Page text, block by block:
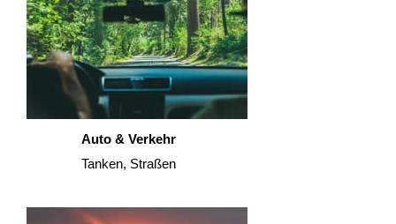
Auto & Verkehr
Tanken, Straßen